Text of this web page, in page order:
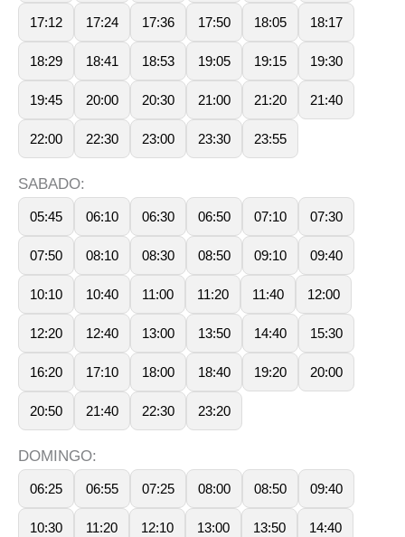
17:12 17:24 17:36 17:50 18:05 18:17
18:29 18:41 18:53 19:05 19:15 19:30
19:45 20:00 20:30 21:00 21:20 21:40
22:00 22:30 23:00 23:30 23:55
SABADO:
05:45 06:10 06:30 06:50 07:10 07:30
07:50 08:10 08:30 08:50 09:10 09:40
10:10 10:40 11:00 11:20 11:40 12:00
12:20 12:40 13:00 13:50 14:40 15:30
16:20 17:10 18:00 18:40 19:20 20:00
20:50 21:40 22:30 23:20
DOMINGO:
06:25 06:55 07:25 08:00 08:50 09:40
10:30 11:20 12:10 13:00 13:50 14:40